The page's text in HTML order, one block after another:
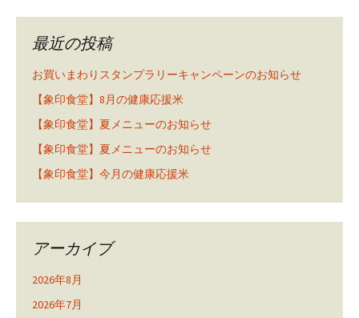
最近の投稿
お買いまわりスタンプラリーキャンペーンのお知らせ
【象印食堂】8月の健康応援米
【象印食堂】夏メニューのお知らせ
【象印食堂】夏メニューのお知らせ
【象印食堂】今月の健康応援米
アーカイブ
2026年8月
2026年7月